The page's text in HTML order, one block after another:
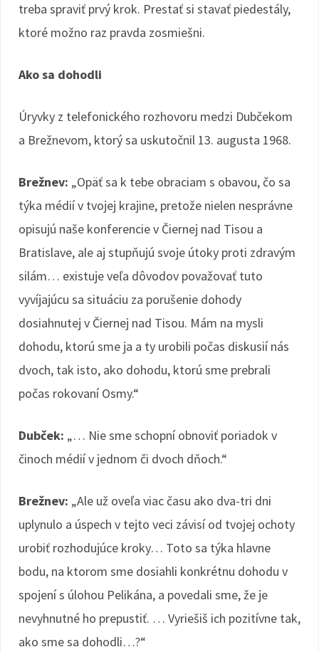
treba spraviť prvý krok. Prestať si stavať piedestály,
ktoré možno raz pravda zosmiešni.
Ako sa dohodli
Úryvky z telefonického rozhovoru medzi Dubčekom
a Brežnevom, ktorý sa uskutočnil 13. augusta 1968.
Brežnev: „Opäť sa k tebe obraciam s obavou, čo sa
týka médií v tvojej krajine, pretože nielen nesprávne
opisujú naše konferencie v Čiernej nad Tisou a
Bratislave, ale aj stupňujú svoje útoky proti zdravým
silám… existuje veľa dôvodov považovať tuto
vyvíjajúcu sa situáciu za porušenie dohody
dosiahnutej v Čiernej nad Tisou. Mám na mysli
dohodu, ktorú sme ja a ty urobili počas diskusií nás
dvoch, tak isto, ako dohodu, ktorú sme prebrali
počas rokovaní Osmy.“
Dubček: „… Nie sme schopní obnoviť poriadok v
činoch médií v jednom či dvoch dňoch.“
Brežnev: „Ale už oveľa viac času ako dva-tri dni
uplynulo a úspech v tejto veci závisí od tvojej ochoty
urobiť rozhodujúce kroky… Toto sa týka hlavne
bodu, na ktorom sme dosiahli konkrétnu dohodu v
spojení s úlohou Pelikána, a povedali sme, že je
nevyhnutné ho prepustiť. … Vyriešiš ich pozitívne tak,
ako sme sa dohodli…?“